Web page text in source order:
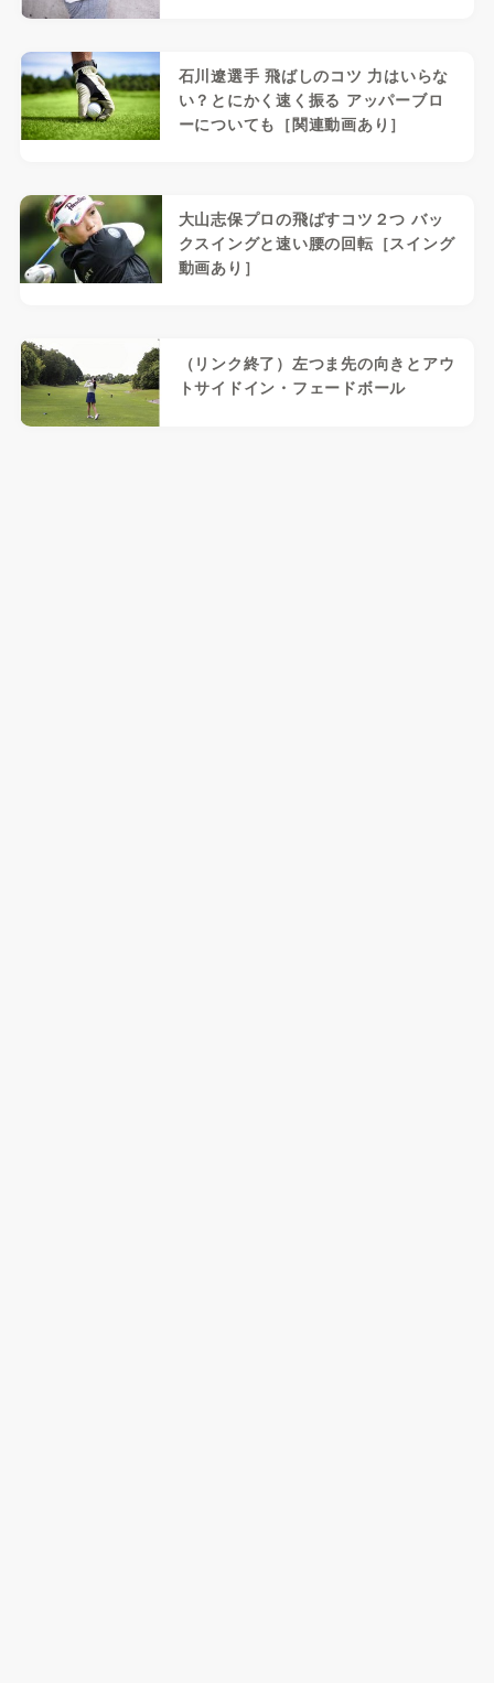
石川遼選手 飛ばしのコツ 力はいらな
い？とにかく速く振る アッパーブロ
ーについても［関連動画あり］
大山志保プロの飛ばすコツ２つ バッ
クスイングと速い腰の回転［スイング
動画あり］
（リンク終了）左つま先の向きとアウ
トサイドイン・フェードボール